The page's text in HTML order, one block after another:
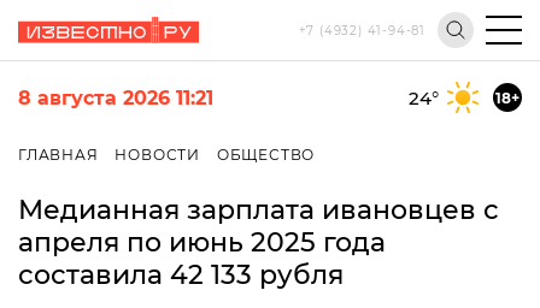
+7 (4932) 41-94-81
8 августа 2026 11:21 24° 18+
ГЛАВНАЯ НОВОСТИ ОБЩЕСТВО
Медианная зарплата ивановцев с
апреля по июнь 2025 года
составила 42 133 рубля